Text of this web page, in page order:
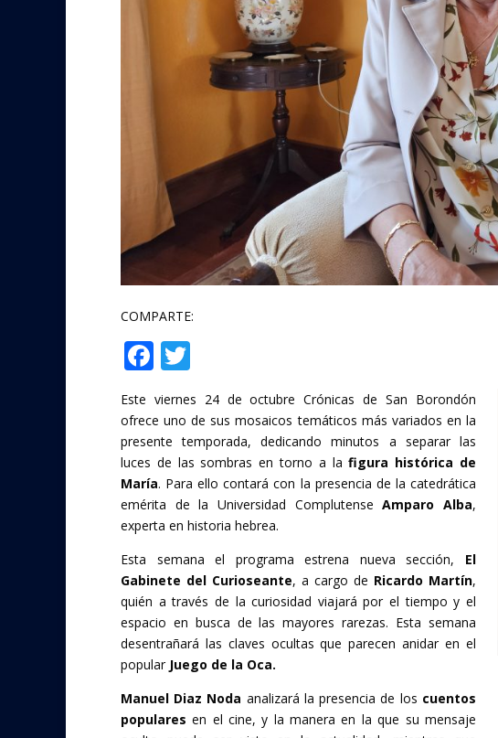
COMPARTE:
F
ac
e
b
o
o
k
w
itt
er
Este viernes 24 de octubre Crónicas de San Borondón
ofrece uno de sus mosaicos temáticos más variados en la
presente temporada, dedicando minutos a separar las
luces de las sombras en torno a lafigura histórica de
María. Para ello contará con la presencia de la catedrática
emérita de la Universidad ComplutenseAmparo Alba,
experta en historia hebrea.
Esta semana el programa estrena nueva sección, El
Gabinete del Curioseante, a cargo de Ricardo Martín,
quién a través de la curiosidad viajará por el tiempo y el
espacio en busca de las mayores rarezas. Esta semana
desentrañará las claves ocultas que parecen anidar en el
popular Juego de la Oca.
Manuel Diaz Noda analizará la presencia de los cuentos
populares en el cine, y la manera en la que su mensaje